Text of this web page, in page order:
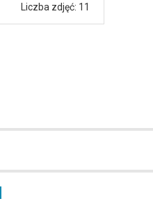
Liczba zdjęć: 11